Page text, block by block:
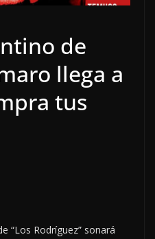
de
llega a
tus
“Los Rodríguez” sonará